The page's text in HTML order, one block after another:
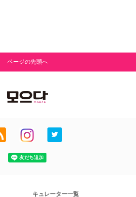
ページの先頭へ
キュレーター一覧